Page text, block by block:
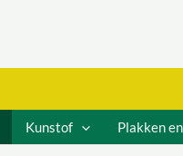
Kunstof Plakken